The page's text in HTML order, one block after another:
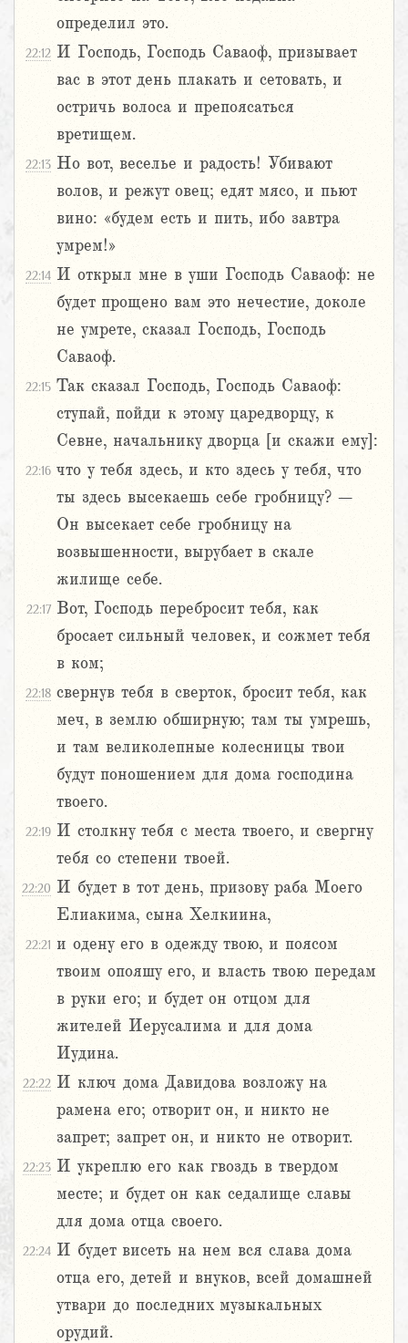
определил это.
22:12 И Господь, Господь Саваоф, призывает
вас в этот день плакать и сетовать, и
остричь волоса и препоясаться
вретищем.
22:13 Но вот, веселье и радость! Убивают
волов, и режут овец; едят мясо, и пьют
вино: «будем есть и пить, ибо завтра
умрем!»
22:14 И открыл мне в уши Господь Саваоф: не
будет прощено вам это нечестие, доколе
не умрете, сказал Господь, Господь
Саваоф.
22:15 Так сказал Господь, Господь Саваоф:
ступай, пойди к этому царедворцу, к
Севне, начальнику дворца [и скажи ему]:
22:16 что у тебя здесь, и кто здесь у тебя, что
ты здесь высекаешь себе гробницу? –
Он высекает себе гробницу на
возвышенности, вырубает в скале
жилище себе.
22:17 Вот, Господь перебросит тебя, как
бросает сильный человек, и сожмет тебя
в ком;
22:18 свернув тебя в сверток, бросит тебя, как
меч, в землю обширную; там ты умрешь,
и там великолепные колесницы твои
будут поношением для дома господина
твоего.
22:19 И столкну тебя с места твоего, и свергну
тебя со степени твоей.
22:20 И будет в тот день, призову раба Моего
Елиакима, сына Хелкиина,
22:21 и одену его в одежду твою, и поясом
твоим опояшу его, и власть твою передам
в руки его; и будет он отцом для
жителей Иерусалима и для дома
Иудина.
22:22 И ключ дома Давидова возложу на
рамена его; отворит он, и никто не
запрет; запрет он, и никто не отворит.
22:23 И укреплю его как гвоздь в твердом
месте; и будет он как седалище славы
для дома отца своего.
22:24 И будет висеть на нем вся слава дома
отца его, детей и внуков, всей домашней
утвари до последних музыкальных
орудий.